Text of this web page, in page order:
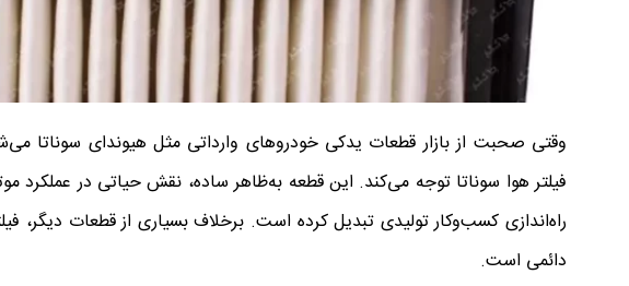
وقتی صحبت از بازار قطعات یدکی خودروهای وارداتی مثل هیوندای سوناتا
فیلتر هوا سوناتا توجه می‌کند. این قطعه به‌ظاهر ساده، نقش حیاتی در عملکرد
راه‌اندازی کسب‌وکار تولیدی تبدیل کرده است. برخلاف بسیاری از قطعات دیگر،
دائمی است.